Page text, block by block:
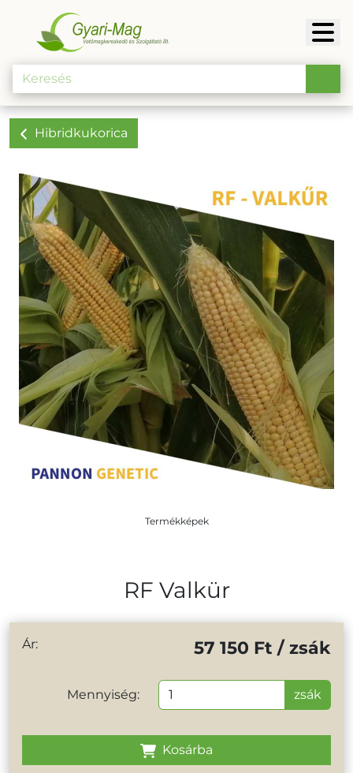
Hibridkukorica
Termékképek
RF Valkür
Ár: 57 150 Ft / zsák
Mennyiség: zsák
Kosárba